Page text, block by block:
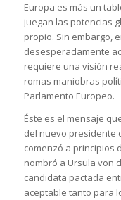
Europa es más un
juegan las potencias
propio. Sin embargo,
desesperadamente
requiere una visión
romas maniobras
Parlamento Europeo.
Éste es el mensaje
del nuevo presidente
comenzó a principios
nombró a Ursula von
candidata pactada
aceptable tanto para